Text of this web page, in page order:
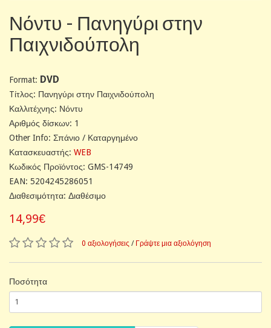
Νόντυ - Πανηγύρι στην
Παιχνιδούπολη
Format: DVD
Tίτλος: Πανηγύρι στην Παιχνιδούπολη
Καλλιτέχνης: Νόντυ
Αριθμός δίσκων: 1
Other Info: Σπάνιο / Καταργημένο
Κατασκευαστής: WEB
Κωδικός Προϊόντος: GMS-14749
EAN: 5204245286051
Διαθεσιμότητα: Διαθέσιμο
14,99€
0 αξιολογήσεις / Γράψτε μια αξιολόγηση
Ποσότητα